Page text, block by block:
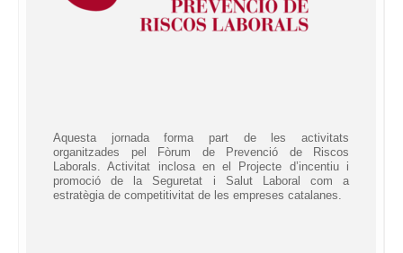
Aquesta jornada forma part de les activitats
organitzades pel Fòrum de Prevenció de Riscos
Laborals. Activitat inclosa en el Projecte d’incentiu i
promoció de la Seguretat i Salut Laboral com a
estratègia de competitivitat de les empreses catalanes.